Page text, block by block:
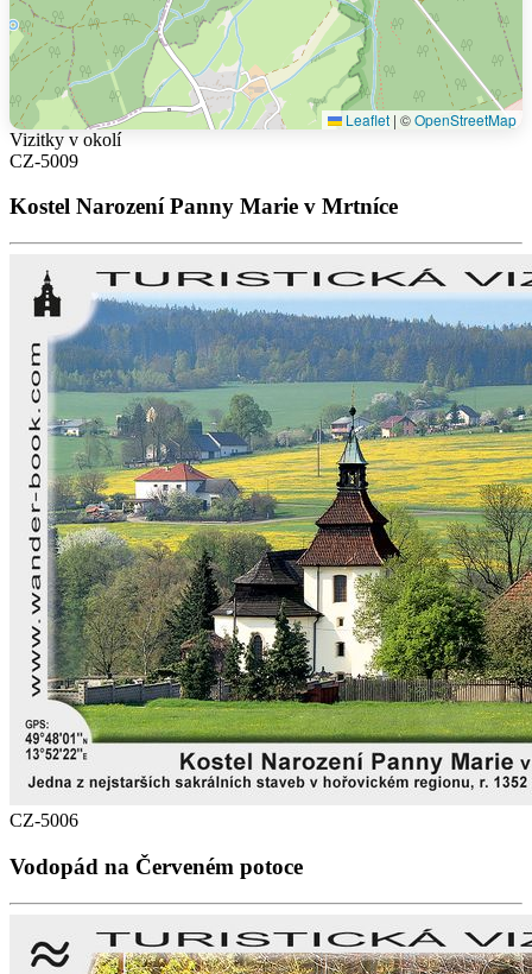
Leaflet | ©OpenStreetMap
Vizitky v okolí
CZ-5009
Kostel Narození Panny Marie v Mrtníce
CZ-5006
Vodopád na Červeném potoce